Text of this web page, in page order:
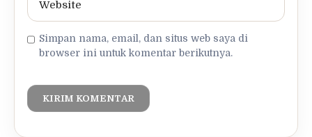
Simpan nama, email, dan situs web saya di
browser ini untuk komentar berikutnya.